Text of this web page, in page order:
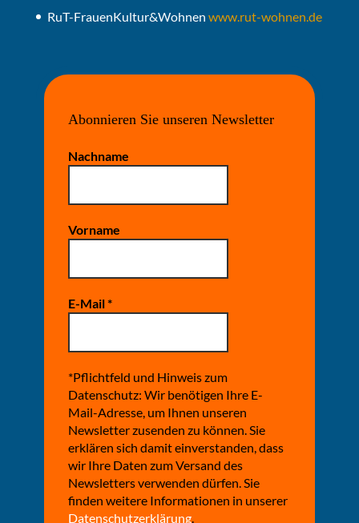
RuT-FrauenKultur&Wohnen www.rut-wohnen.de
Abonnieren Sie unseren Newsletter
Nachname
Vorname
E-Mail*
*Pflichtfeld und Hinweis zum
Datenschutz: Wir benötigen Ihre E-
Mail-Adresse, um Ihnen unseren
Newsletter zusenden zu können. Sie
erklären sich damit einverstanden, dass
wir Ihre Daten zum Versand des
Newsletters verwenden dürfen. Sie
finden weitere Informationen in unserer
Datenschutzerklärung.